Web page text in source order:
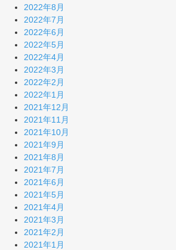
2022年8月
2022年7月
2022年6月
2022年5月
2022年4月
2022年3月
2022年2月
2022年1月
2021年12月
2021年11月
2021年10月
2021年9月
2021年8月
2021年7月
2021年6月
2021年5月
2021年4月
2021年3月
2021年2月
2021年1月